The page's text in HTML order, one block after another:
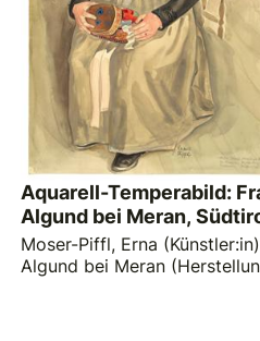
Aquarell-Temperabild:
Algund bei Meran,
Moser-Piffl, Erna (Künstler:in)
Algund bei Meran